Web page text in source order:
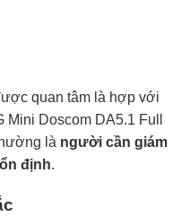
quan tâm là hợp với
Doscom DA5.1 Full
là người cần giám
định.